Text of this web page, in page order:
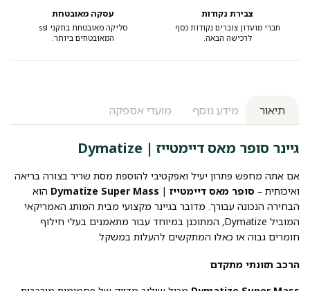
תיאור מידע נוסף מועדי אספקה
גיינר סופר מאס דיימטייז | Dymatize
אם אתה מחפש פתרון יעיל ואפקטיבי להוספת מסת שריר בצורה בריאה
ואיכותית – סופר מאס דיימטייז | Dymatize Super Mass
הוא
הבחירה הנכונה עבורך. מדובר בגיינר מקצועי מבית המותג האמריקאי
המוביל Dymatize, המתוכנן במיוחד עבור מתאמנים בעלי חילוף
חומרים גבוה או כאלו המתקשים להעלות במשקל.
הרכב תזונתי מתקדם
צבירת נקודות
חברי מועדון צוברים נקודות כסף
לרכישה הבאה.
עסקה מאובטחת
סליקה מאובטחת בתקני ssl
המאובטחים ביותר.